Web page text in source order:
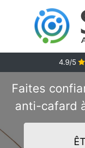
4.9/5
Faites
anti-cafard